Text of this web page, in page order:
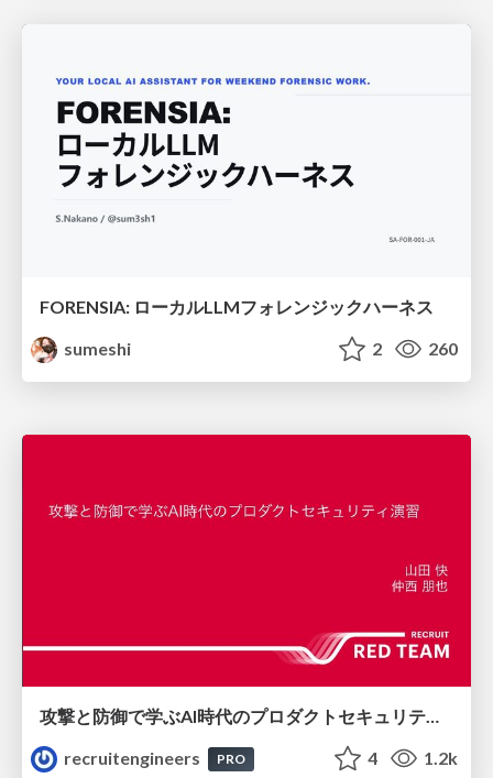
FORENSIA: ローカルLLMフォレンジックハーネス
sumeshi
2 260
攻撃と防御で学ぶAI時代のプロダクトセキュリティ演習
recruitengineers
PRO 4 1.2k